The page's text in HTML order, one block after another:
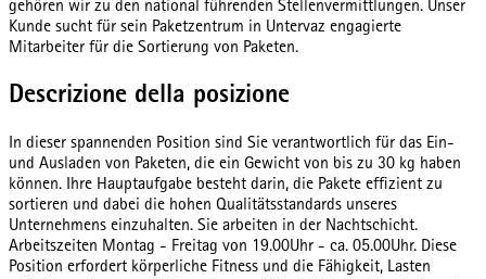
gehören wir zu den national führenden Stellenvermittlungen. Unser
Kunde sucht für sein Paketzentrum in Untervaz engagierte
Mitarbeiter für die Sortierung von Paketen.
Descrizione della posizione
In dieser spannenden Position sind Sie verantwortlich für das Ein-
und Ausladen von Paketen, die ein Gewicht von bis zu 30 kg haben
können. Ihre Hauptaufgabe besteht darin, die Pakete effizient zu
sortieren und dabei die hohen Qualitätsstandards unseres
Unternehmens einzuhalten. Sie arbeiten in der Nachtschicht.
Arbeitszeiten Montag - Freitag von 19.00Uhr - ca. 05.00Uhr. Diese
Position erfordert körperliche Fitness und die Fähigkeit, Lasten